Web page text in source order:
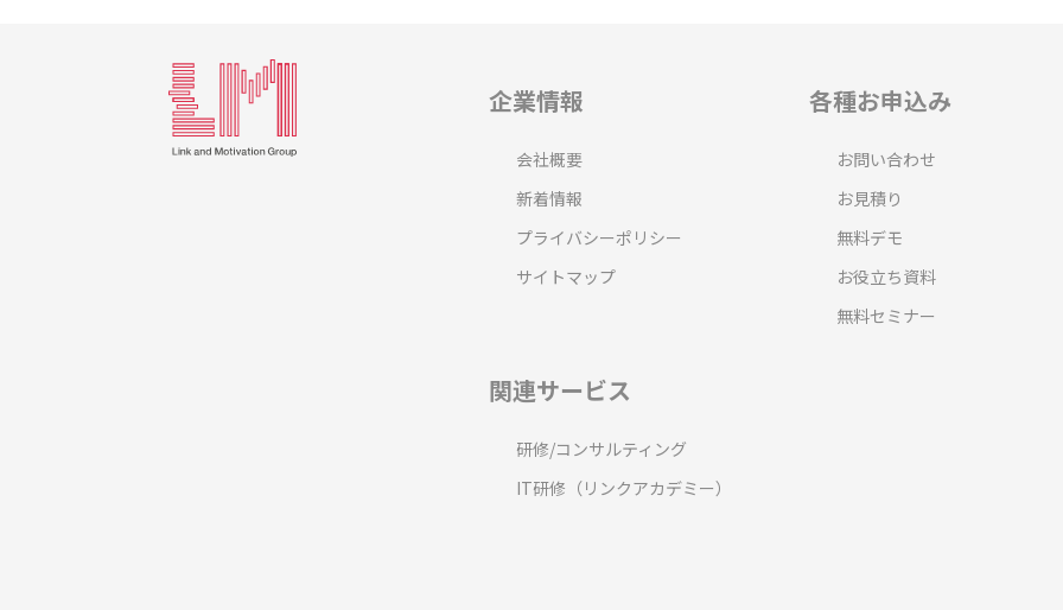
企業情報
会社概要
新着情報
プライバシーポリシー
サイトマップ
各種お申込み
お問い合わせ
お見積り
無料デモ
お役立ち資料
無料セミナー
関連サービス
研修/コンサルティング
IT研修（リンクアカデミー）